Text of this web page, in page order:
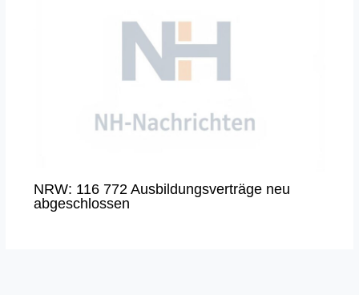
NRW: 116 772 Ausbildungsverträge neu
abgeschlossen